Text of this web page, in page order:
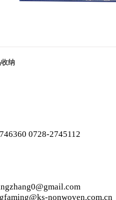
纳
0728-2745112
nonwoven.com.cn